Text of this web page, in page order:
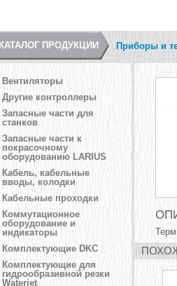
КАТАЛОГ ПРОДУКЦИИ Приборы и
Вентиляторы
Другие контроллеры
Запасные части для
станков
Запасные части к
покрасочному
оборудованию LARIUS
Кабель, кабельные
вводы, колодки
Кабельные проходки
Коммутационное
оборудование и
индикаторы
Комплектующие DKC
Комплектующие для
гидрообразивной резки
Waterjet